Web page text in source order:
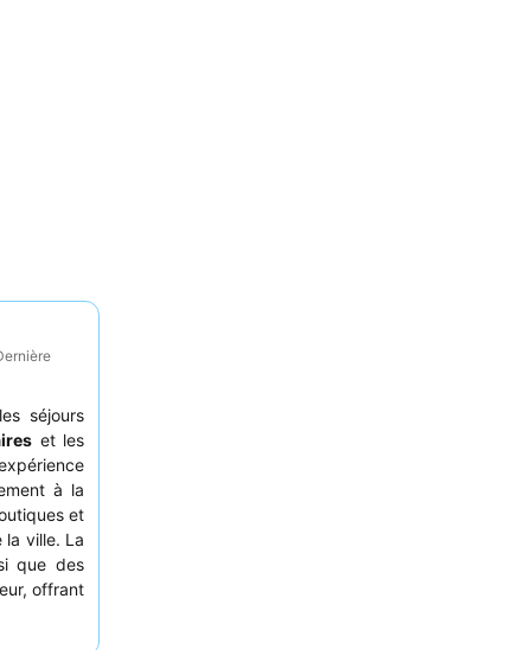
séjours
et les
à la
et
la ville. La
que des
offrant